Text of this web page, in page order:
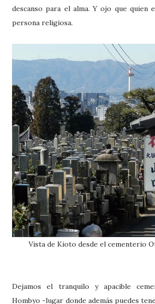
descanso para el alma. Y ojo que quien
persona religiosa.
Vista de Kioto desde el cementerio
Dejamos el tranquilo y apacible
Hombyo -lugar donde además puedes